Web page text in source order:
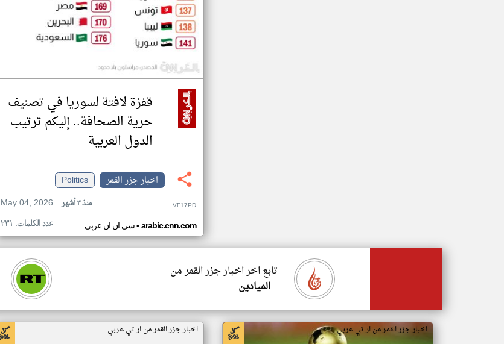
قفزة لافتة لسوريا في تصنيف
حرية الصحافة.. إليكم ترتيب
الدول العربية
اخبار جزر القمر
Politics
May 04, 2026
منذ ٣ أشهر VF17PD
سي ان ان عربي• arabic.cnn.com عدد الكلمات: ٢٣١
تابع اخر اخبار جزر القمر من
الميادين
اخبار جزر القمر من ار تي عربي اخبار جزر القمر من ار تي عربي